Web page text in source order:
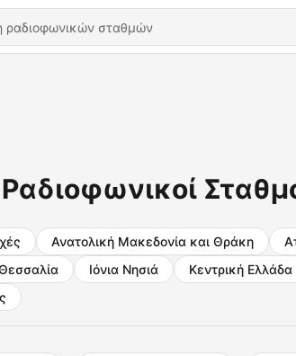
Ραδιοφωνικοί
Ανατολική Μακεδονία και Θράκη
Ιόνια Νησιά Κεντρική Ελλάδα